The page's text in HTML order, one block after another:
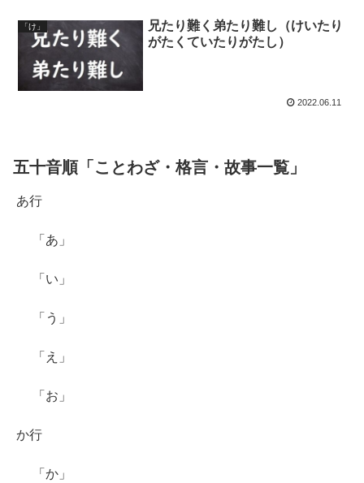
「け」
兄たり難く弟たり難し（けいたり
がたくていたりがたし）
2022.06.11
五十音順「ことわざ・格言・故事一覧」
あ行
「あ」
「い」
「う」
「え」
「お」
か行
「か」